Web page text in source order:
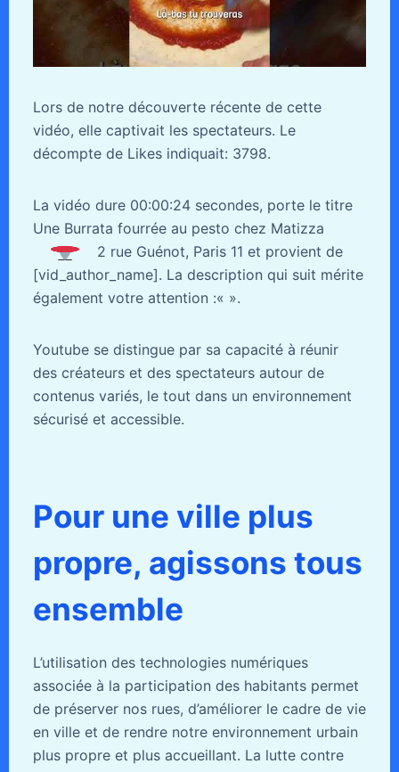
Lors de notre découverte récente de cette
vidéo, elle captivait les spectateurs. Le
décompte de Likes indiquait: 3798.
La vidéo dure 00:00:24 secondes, porte le titre
Une Burrata fourrée au pesto chez Matizza
2 rue Guénot, Paris 11 et provient de
[vid_author_name]. La description qui suit mérite
également votre attention :« ».
Youtube se distingue par sa capacité à réunir
des créateurs et des spectateurs autour de
contenus variés, le tout dans un environnement
sécurisé et accessible.
Pour une ville plus
propre, agissons tous
ensemble
L’utilisation des technologies numériques
associée à la participation des habitants permet
de préserver nos rues, d’améliorer le cadre de vie
en ville et de rendre notre environnement urbain
plus propre et plus accueillant. La lutte contre